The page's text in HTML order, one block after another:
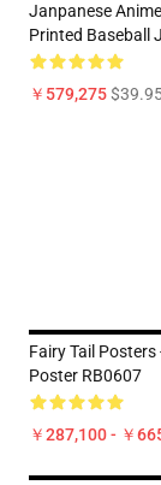
Janpanese
Printed Baseball
￥579,275
Fairy Tail Posters
Poster RB0607
￥287,100 - ￥